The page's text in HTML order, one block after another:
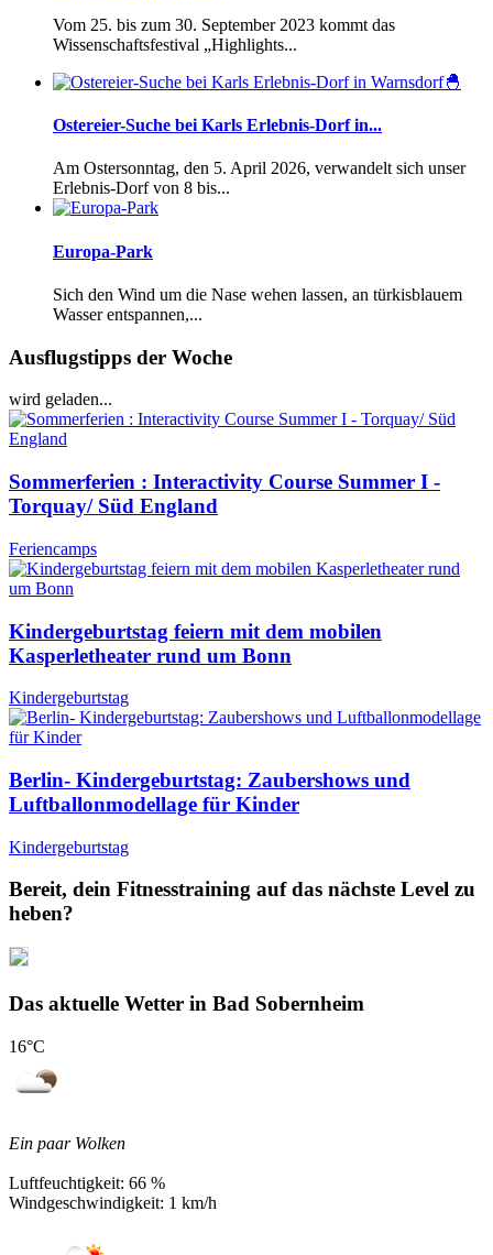
Vom 25. bis zum 30. September 2023 kommt das
Wissenschaftsfestival „Highlights...
Ostereier-Suche bei Karls Erlebnis-Dorf in...
Am Ostersonntag, den 5. April 2026, verwandelt sich unser
Erlebnis-Dorf von 8 bis...
Europa-Park
Sich den Wind um die Nase wehen lassen, an türkisblauem
Wasser entspannen,...
Ausflugstipps der Woche
wird geladen...
Sommerferien : Interactivity Course Summer I -
Torquay/ Süd England
Feriencamps
Kindergeburtstag feiern mit dem mobilen
Kasperletheater rund um Bonn
Kindergeburtstag
Berlin- Kindergeburtstag: Zaubershows und
Luftballonmodellage für Kinder
Kindergeburtstag
Bereit, dein Fitnesstraining auf das nächste Level zu
heben?
Das aktuelle Wetter in Bad Sobernheim
16°C
Ein paar Wolken
Luftfeuchtigkeit: 66 %
Windgeschwindigkeit: 1 km/h